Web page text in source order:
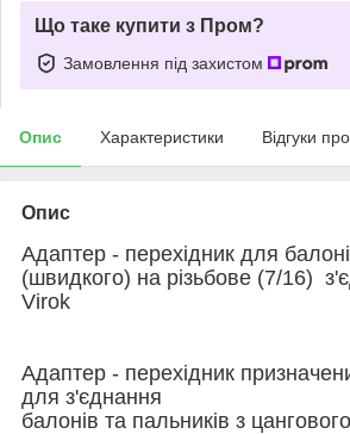
Що таке купити з Пром?
Замовлення під захистом
Опис Характеристики Відгуки
Опис
Адаптер - перехідник для
(швидкого) на різьбове (7/16)
Virok
Адаптер - перехідник
для з'єднання
балонів та пальників з